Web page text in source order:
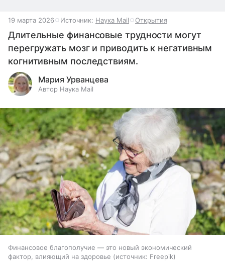
19 марта 2026 Источник: Наука Mail Открытия
Длительные финансовые трудности могут
перегружать мозг и приводить к негативным
когнитивным последствиям.
Мария Урванцева
Автор Наука Mail
Финансовое благополучие — это новый экономический
фактор, влияющий на здоровье
источник: Freepik